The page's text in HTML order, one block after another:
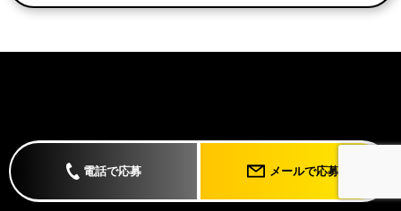
令、及び本プライバシーポリシーを遵守します。
6. Cookieについて
利用しています。 Cookieとは、webコンテンツへのアク
セスに関する情報であり、氏名・メールアドレス・住所・
電話で応募 メールで応募
Copyright (C) 2023 ツーアンドツー. All Rights Reserved.